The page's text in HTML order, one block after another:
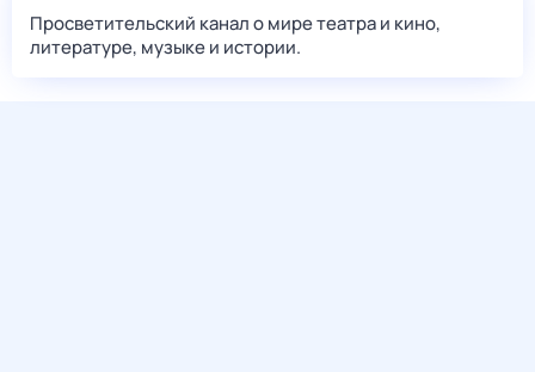
Просветительский канал о мире театра и кино,
литературе, музыке и истории.